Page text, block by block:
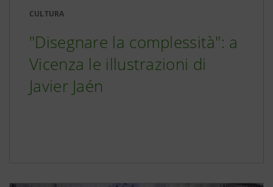
CULTURA
"Disegnare la complessità": a
Vicenza le illustrazioni di
Javier Jaén